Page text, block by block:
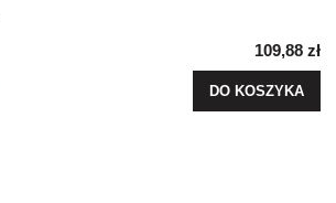
109,88 zł
DO KOSZYKA